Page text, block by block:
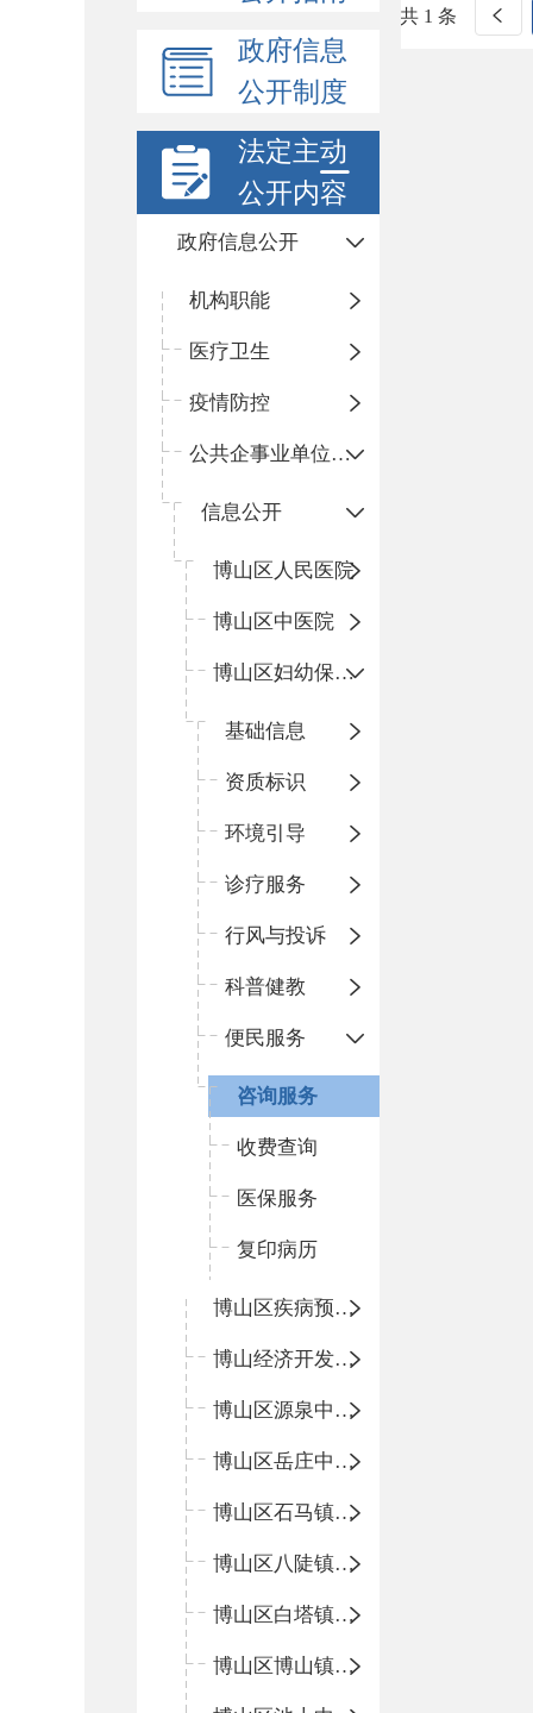
政府信息
公开制度
法定主动
公开内容
政府信息公开
机构职能
医疗卫生
疫情防控
公共企事业单位信息公开
信息公开
​博山区人民医院
博山区中医院
博山区妇幼保健院
基础信息
资质标识
环境引导
诊疗服务
行风与投诉
科普健教
便民服务
咨询服务
收费查询
医保服务
复印病历
博山区疾病预防控制中心
博山经济开发区卫生院
博山区源泉中心卫生院（博山区第二人民医院）
博山区岳庄中心卫生院
博山区石马镇卫生院
博山区八陡镇卫生院
博山区白塔镇卫生院
博山区博山镇中心卫生院（南院区、北院区）
共 1 条